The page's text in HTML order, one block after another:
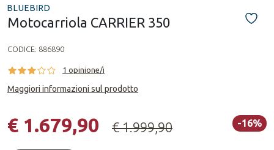
BLUEBIRD
Motocarriola CARRIER 350
CODICE: 886890
1 opinione/i
Maggiori informazioni sul prodotto
-16%
€ 1.679,90 € 1.999,90